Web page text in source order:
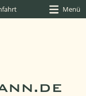
Menü